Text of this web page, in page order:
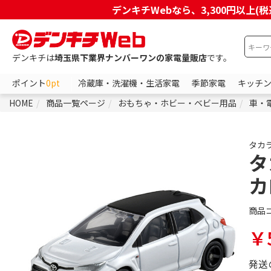
デンキチWebなら、3,300円以上(
デンキチは埼玉県下業界ナンバーワンの家電量販店です。
ポイント0pt 冷蔵庫・洗濯機・生活家電 季節家電
キッチ
HOME
商品一覧ページ おもちゃ・ホビー・ベビー用品 車・
タカ
商品
発